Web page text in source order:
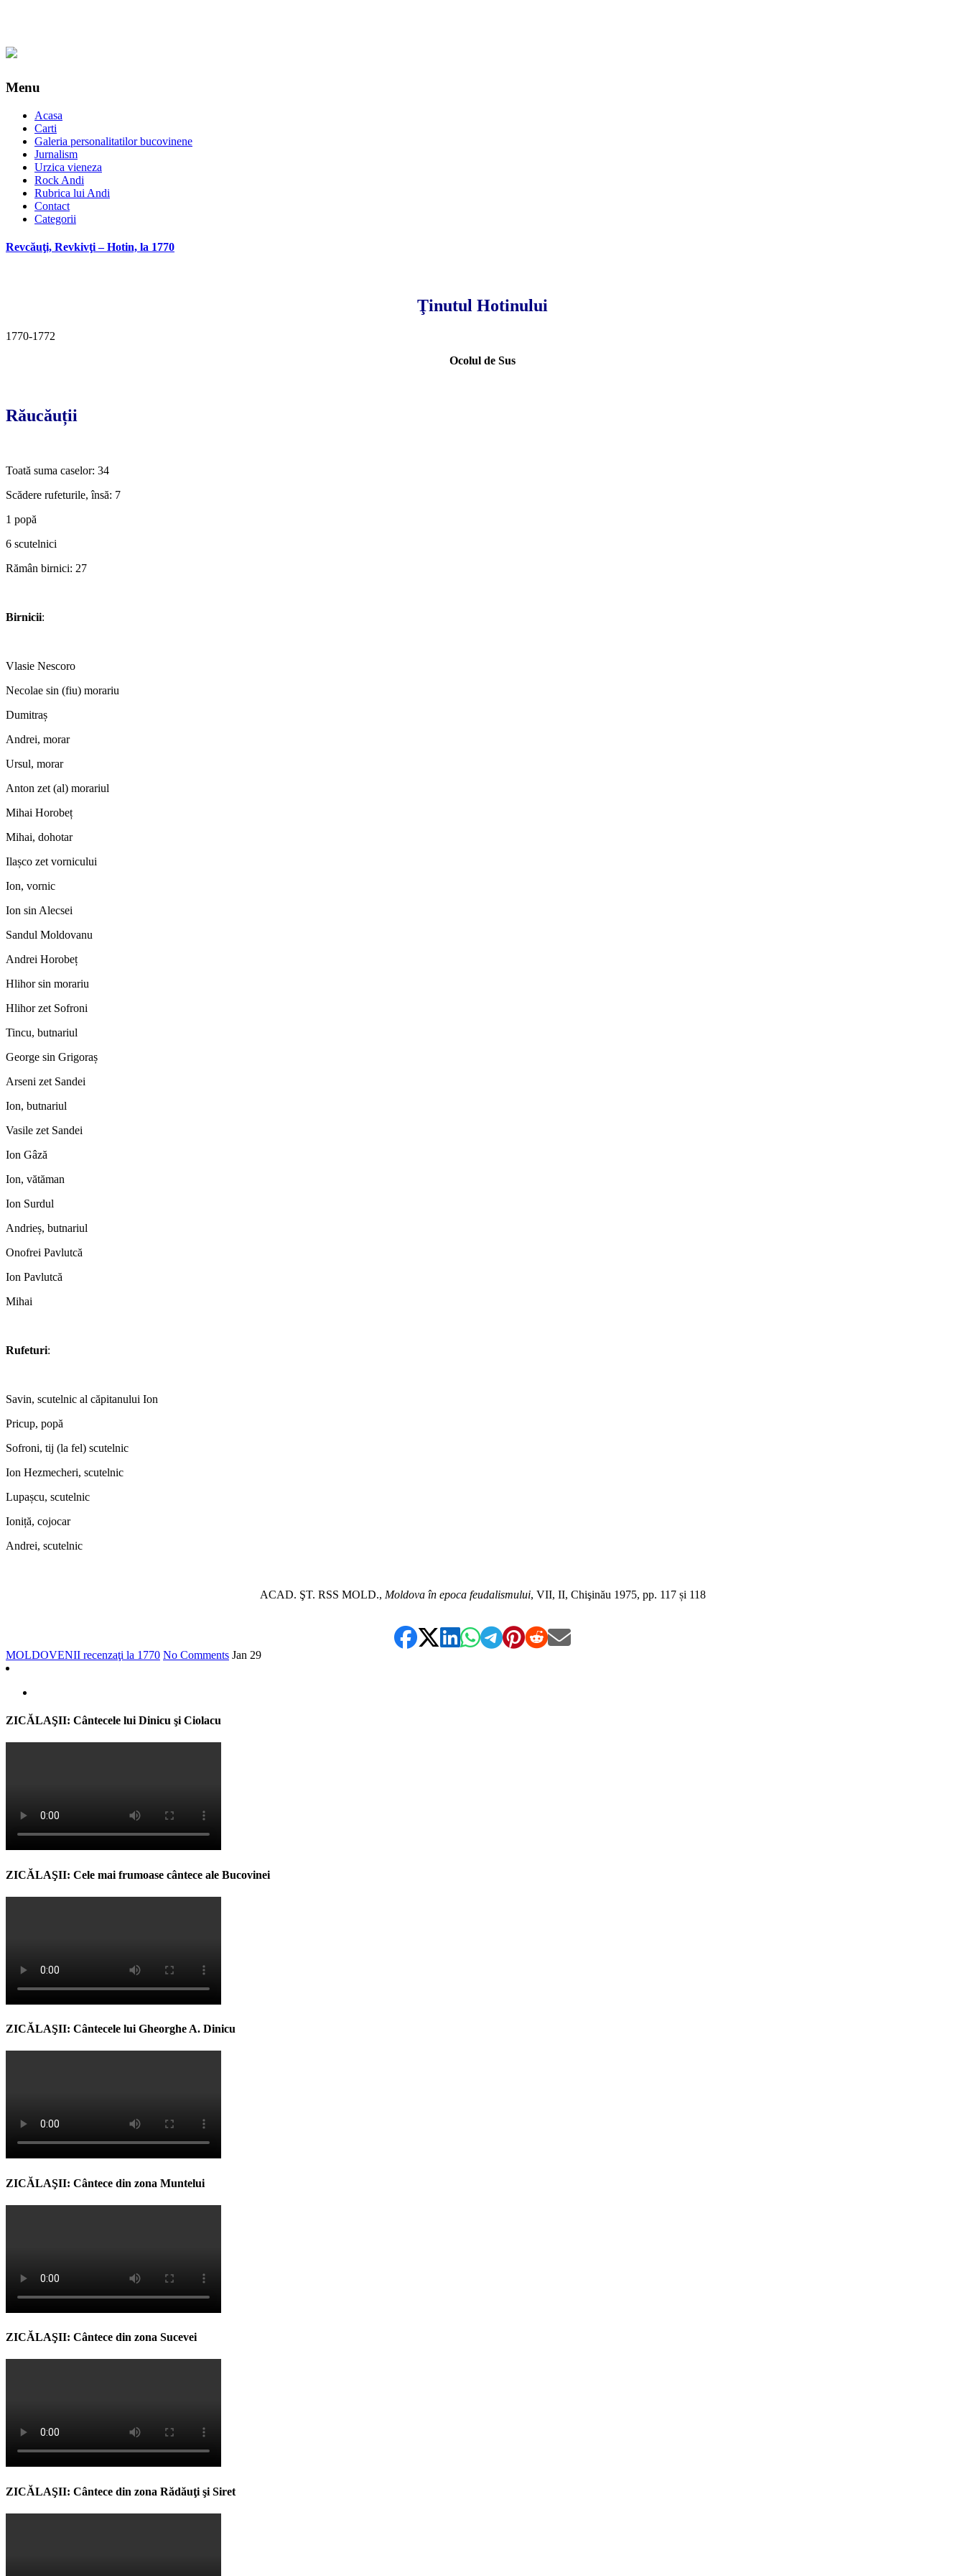
Menu
Acasa
Carti
Galeria personalitatilor bucovinene
Jurnalism
Urzica vieneza
Rock Andi
Rubrica lui Andi
Contact
Categorii
Revcăuţi, Revkivţi – Hotin, la 1770
Ţinutul Hotinului
1770-1772
Ocolul de Sus
Răucăuții
Toată suma caselor: 34
Scădere rufeturile, însă: 7
1 popă
6 scutelnici
Rămân birnici: 27
Birnicii:
Vlasie Nescoro
Necolae sin (fiu) morariu
Dumitraș
Andrei, morar
Ursul, morar
Anton zet (al) morariul
Mihai Horobeț
Mihai, dohotar
Ilașco zet vornicului
Ion, vornic
Ion sin Alecsei
Sandul Moldovanu
Andrei Horobeț
Hlihor sin morariu
Hlihor zet Sofroni
Tincu, butnariul
George sin Grigoraș
Arseni zet Sandei
Ion, butnariul
Vasile zet Sandei
Ion Gâză
Ion, vătăman
Ion Surdul
Andrieș, butnariul
Onofrei Pavlutcă
Ion Pavlutcă
Mihai
Rufeturi:
Savin, scutelnic al căpitanului Ion
Pricup, popă
Sofroni, tij (la fel) scutelnic
Ion Hezmecheri, scutelnic
Lupașcu, scutelnic
Ioniță, cojocar
Andrei, scutelnic
ACAD. ŞT. RSS MOLD., Moldova în epoca feudalismului, VII, II, Chişinău 1975, pp. 117 și 118
MOLDOVENII recenzaţi la 1770 No Comments Jan 29
ZICĂLAŞII: Cântecele lui Dinicu şi Ciolacu
ZICĂLAŞII: Cele mai frumoase cântece ale Bucovinei
ZICĂLAŞII: Cântecele lui Gheorghe A. Dinicu
ZICĂLAŞII: Cântece din zona Muntelui
ZICĂLAŞII: Cântece din zona Sucevei
ZICĂLAŞII: Cântece din zona Rădăuţi şi Siret